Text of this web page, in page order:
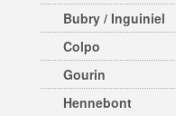
Bubry / Inguiniel
Colpo
Gourin
Hennebont